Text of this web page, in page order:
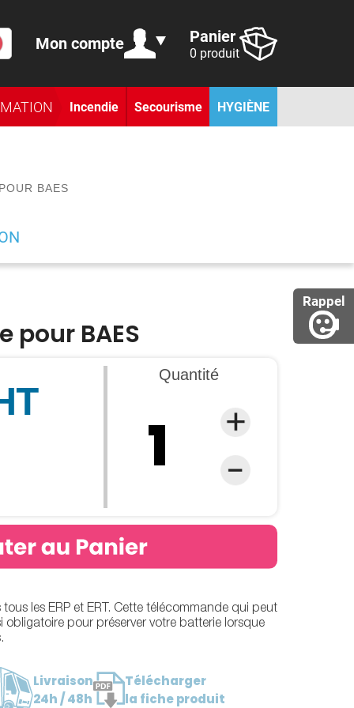
Rappel
Mon compte Panier
0 produit
Incendie Secourisme HYGIÈNE
BAES
pour BAES
Quantité
les ERP et ERT. Cette télécommande qui peut
pour préserver votre batterie lorsque
Livraison
24h / 48h
Télécharger
la fiche produit